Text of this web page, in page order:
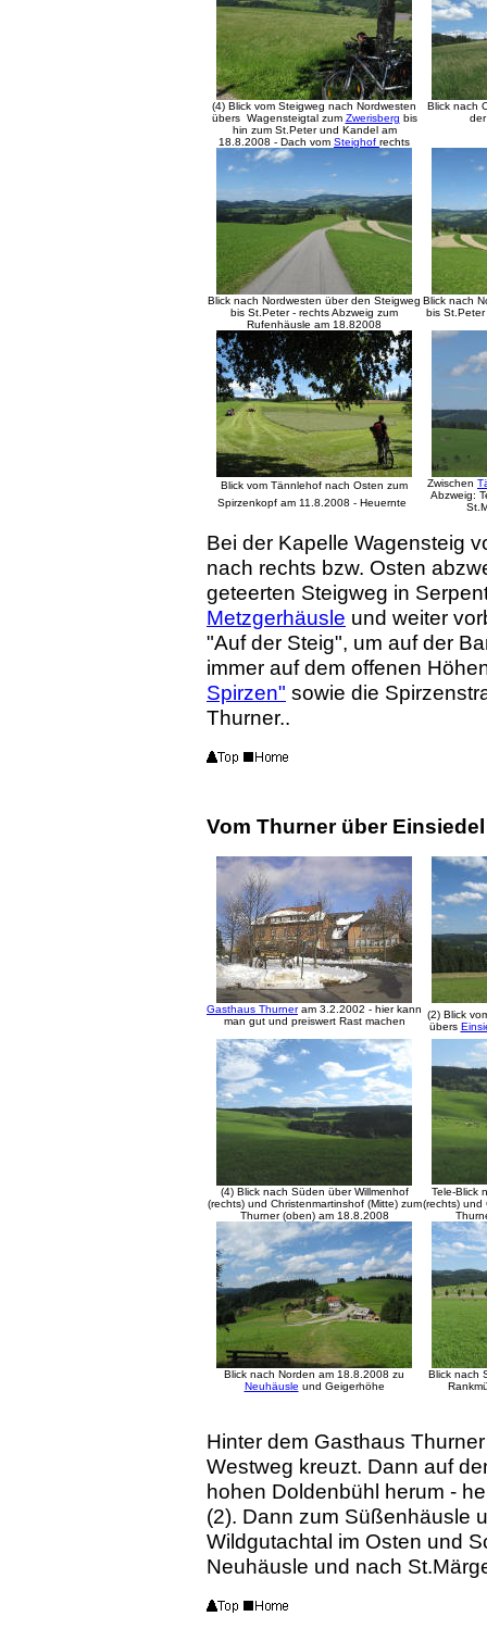
(4) Blick vom Steigweg nach Nordwesten
übers Wagensteigtal zum Zwerisberg bis
hin zum St.Peter und Kandel am
18.8.2008 - Dach vom Steighof rechts
Blick nach
Blick nach Nordwesten über den Steigweg
bis St.Peter - rechts Abzweig zum
Rufenhäusle am 18.82008
Blick nach
bis
Blick vom Tännlehof nach Osten zum
Spirzenkopf am 11.8.2008 - Heuernte
Zwischen
Abzweig:
Bei der Kapelle Wagensteig
nach rechts bzw. Osten
geteerten Steigweg in
Metzgerhäusle und weiter
"Auf der Steig", um auf der
immer auf dem offenen
Spirzen" sowie die
Thurner..
Vom Thurner über
Gasthaus Thurneram 3.2.2002 - hier kann
man gut und preiswert Rast machen
(2) Blick
übers
(4) Blick nach Süden über Willmenhof
(rechts) und Christenmartinshof (Mitte) zum
Thurner (oben) am 18.8.2008
Tele-Blick
(rechts) und
Blick nach Norden am 18.8.2008 zu
Neuhäusle und Geigerhöhe
Blick nach
Hinter dem Gasthaus
Westweg kreuzt. Dann auf
hohen Doldenbühl herum -
(2). Dann zum Süßenhäusle
Wildgutachtal im Osten und
Neuhäusle und nach